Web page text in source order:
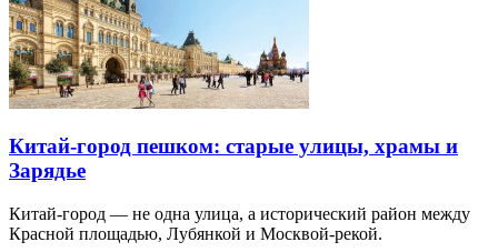
Китай-город пешком: старые улицы, храмы и
Зарядье
Китай-город — не одна улица, а исторический район между
Красной площадью, Лубянкой и Москвой-рекой.